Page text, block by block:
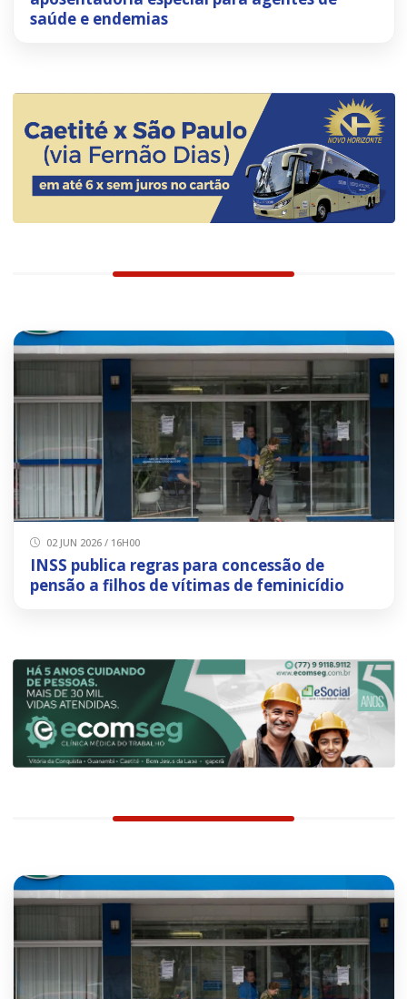
saúde e endemias
02 JUN 2026 / 16H00
INSS publica regras para concessão de
pensão a filhos de vítimas de feminicídio